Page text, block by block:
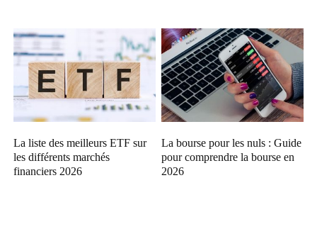
La liste des meilleurs ETF sur
les différents marchés
financiers 2026
La bourse pour les nuls : Guide
pour comprendre la bourse en
2026